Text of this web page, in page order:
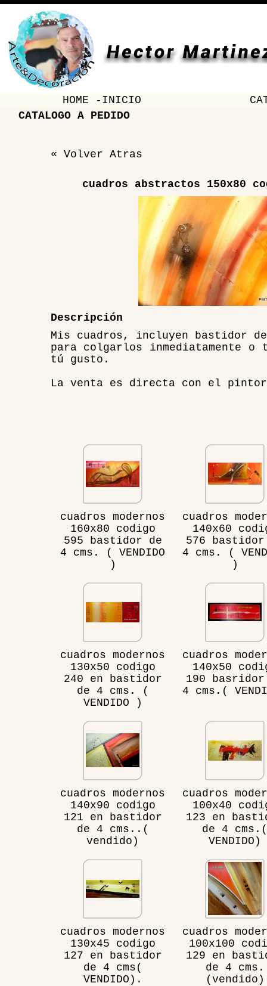
HOME -INICIO
CATALOGO A PEDIDO
« Volver Atras
cuadros abstractos 150x80
Descripción
Mis cuadros, incluyen bastidor
para colgarlos inmediatamente
tú gusto.
La venta es directa con el pintor
cuadros modernos
160x80 codigo
595 bastidor de
4 cms. ( VENDIDO
)
cuadros
140x60
576 bastidor
4 cms. (
)
cuadros modernos
130x50 codigo
240 en bastidor
de 4 cms. (
VENDIDO )
cuadros
140x50
190 basridor
4 cms.(
cuadros modernos
140x90 codigo
121 en bastidor
de 4 cms..(
vendido)
cuadros
100x40
123 en
de 4 cms.(
VENDIDO)
cuadros modernos
130x45 codigo
127 en bastidor
de 4 cms(
VENDIDO).
cuadros
100x100
129 en
de 4 cms.
(vendido)